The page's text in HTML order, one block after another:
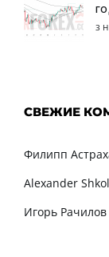
3
СВЕЖИЕ
Филипп
Alexander
Игорь Рачилов